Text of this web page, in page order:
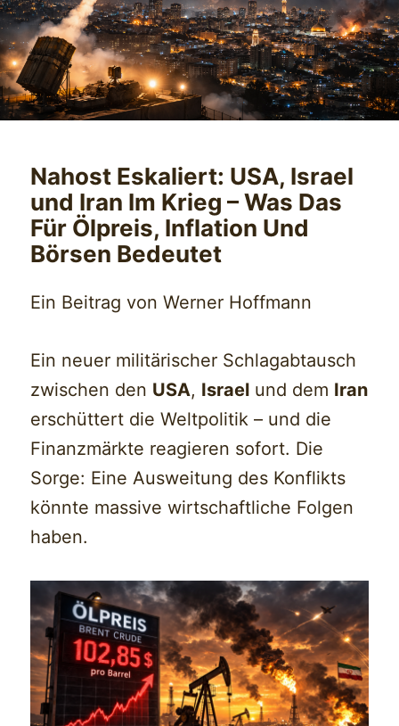
Nahost Eskaliert: USA, Israel
und Iran Im Krieg – Was Das
Für Ölpreis, Inflation Und
Börsen Bedeutet
Ein Beitrag von Werner Hoffmann
Ein neuer militärischer Schlagabtausch
zwischen den USA, Israel und dem Iran
erschüttert die Weltpolitik – und die
Finanzmärkte reagieren sofort. Die
Sorge: Eine Ausweitung des Konflikts
könnte massive wirtschaftliche Folgen
haben.